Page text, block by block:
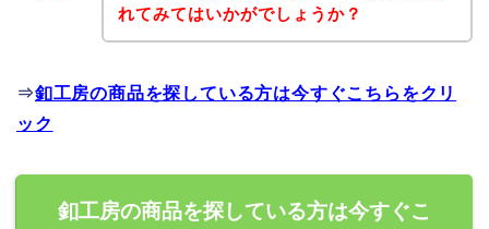
れてみてはいかがでしょうか？
⇒釦工房の商品を探している方は今すぐこちらをクリ
ック
釦工房の商品を探している方は今すぐこ